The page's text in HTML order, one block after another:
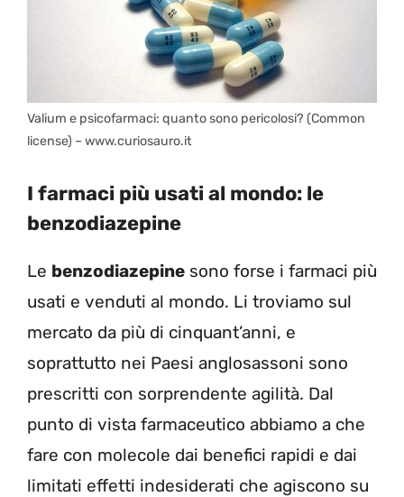
Valium e psicofarmaci: quanto sono pericolosi? (Common
license) – www.curiosauro.it
I farmaci più usati al mondo: le
benzodiazepine
Le benzodiazepine sono forse i farmaci più
usati e venduti al mondo. Li troviamo sul
mercato da più di cinquant’anni, e
soprattutto nei Paesi anglosassoni sono
prescritti con sorprendente agilità. Dal
punto di vista farmaceutico abbiamo a che
fare con molecole dai benefici rapidi e dai
limitati effetti indesiderati che agiscono su